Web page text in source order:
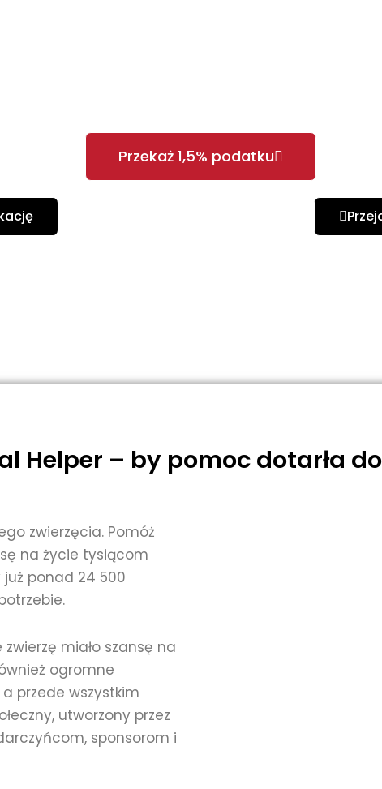
Przekaż 1,5% podatku
Helper – by pomoc dotarła
zwierzęcia. Pomóż
na życie tysiącom
ponad 24 500
miało szansę na
ogromne
przede wszystkim
utworzony przez
sponsorom i